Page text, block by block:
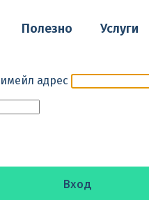
Полезно Услуги
адрес